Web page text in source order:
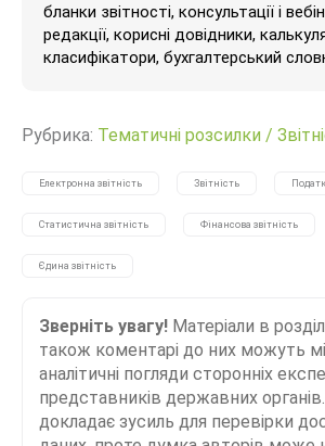
бланки звітності, консультації і
редакції, корисні довідники,
класифікатори, бухгалтерський
Рубрика: Тематичні розсилки /
Електронна звітність Звітність
Статистична звітність Фінансова звітність
Єдина звітність
Зверніть увагу! Матеріали в
також коментарі до них можуть
аналітичні погляди сторонніх
представників державних
докладає зусиль для перевірки